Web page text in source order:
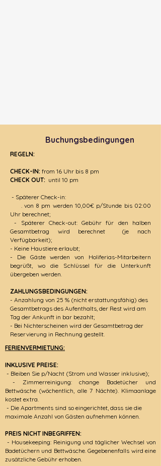
Buchungsbedingungen
REGELN:
CHECK-IN: from 16 Uhr bis 8 pm
CHECK OUT: until 10 pm
- Späterer Check-in:
. von 8 pm werden 10,00€ p/Stunde bis 02:00
Uhr berechnet;
- Späterer Check-out: Gebühr für den halben
Gesamtbetrag wird berechnet (je nach
Verfügbarkeit);
- Keine Haustiere erlaubt;
- Die Gäste werden von Holiferias-Mitarbeitern
begrüßt, wo die Schlüssel für die Unterkunft
übergeben werden.
ZAHLUNGSBEDINGUNGEN:
- Anzahlung von 25 % (nicht erstattungsfähig) des
Gesamtbetrags des Aufenthalts, der Rest wird am
Tag der Ankunft in bar bezahlt;
- Bei Nichterscheinen wird der Gesamtbetrag der
Reservierung in Rechnung gestellt.
FERIENVERMIETUNG:
INKLUSIVE PREISE:
- Bleiben Sie p/Nacht (Strom und Wasser inklusive);
- Zimmerreinigung: change Badetücher und
Bettwäsche (wöchentlich, alle 7 Nächte). Klimaanlage
kostet extra.
- Die Apartments sind so eingerichtet, dass sie die
maximale Anzahl von Gästen aufnehmen können.
PREIS NICHT INBEGRIFFEN:
- Housekeeping: Reinigung und täglicher Wechsel von
Badetüchern und Bettwäsche. Gegebenenfalls wird eine
zusätzliche Gebühr erhoben.